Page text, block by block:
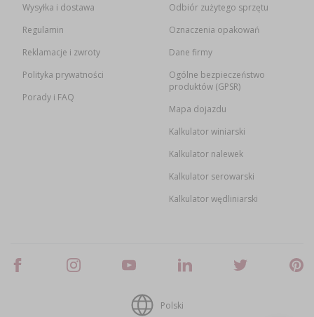
Wysyłka i dostawa
Regulamin
Reklamacje i zwroty
Polityka prywatności
Porady i FAQ
Odbiór zużytego sprzętu
Oznaczenia opakowań
Dane firmy
Ogólne bezpieczeństwo
produktów (GPSR)
Mapa dojazdu
Kalkulator winiarski
Kalkulator nalewek
Kalkulator serowarski
Kalkulator wędliniarski
Polski